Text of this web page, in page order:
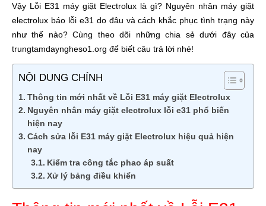
Vậy Lỗi E31 máy giặt Electrolux là gì? Nguyên nhân máy giặt
electrolux báo lỗi e31 do đâu và cách khắc phục tình trạng này
như thế nào? Cùng theo dõi những chia sẻ dưới đây của
trungtamdayngheso1.org để biết câu trả lời nhé!
NỘI DUNG CHÍNH
Thông tin mới nhất về Lỗi E31 máy giặt Electrolux
Nguyên nhân máy giặt electrolux lỗi e31 phổ biến
hiện nay
Cách sửa lỗi E31 máy giặt Electrolux hiệu quả hiện
nay
Kiểm tra công tắc phao áp suất
Xử lý bảng điều khiển